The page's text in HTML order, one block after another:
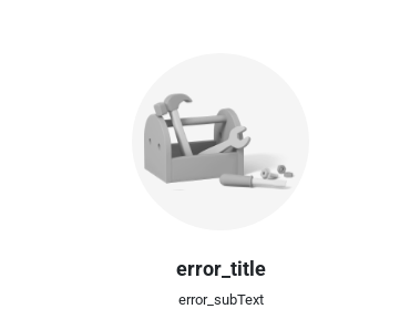
error_title
error_subText